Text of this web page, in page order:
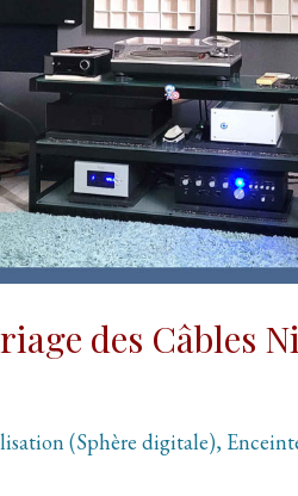
des Câbles
(Sphère digitale),